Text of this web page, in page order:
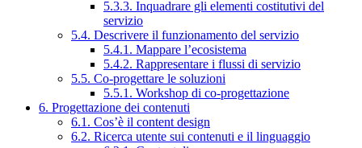
5.3.3. Inquadrare gli elementi costitutivi del
servizio
5.4. Descrivere il funzionamento del servizio
5.4.1. Mappare l’ecosistema
5.4.2. Rappresentare i flussi di servizio
5.5. Co-progettare le soluzioni
5.5.1. Workshop di co-progettazione
6. Progettazione dei contenuti
6.1. Cos’è il content design
6.2. Ricerca utente sui contenuti e il linguaggio